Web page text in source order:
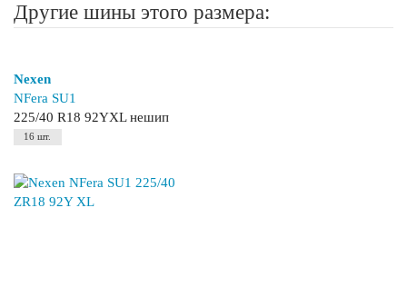
Другие шины этого размера:
Nexen
NFera SU1
225/40 R18 92YXL нешип
16 шт.